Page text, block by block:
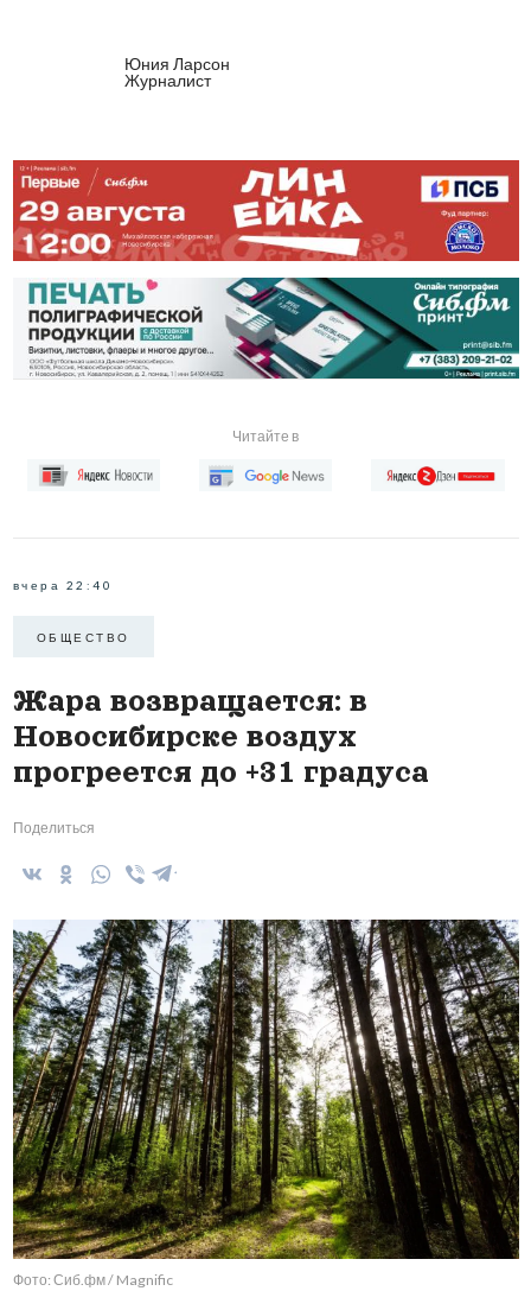
Юния Ларсон
Журналист
Читайте в
вчера 22:40
ОБЩЕСТВО
Жара возвращается: в
Новосибирске воздух
прогреется до +31 градуса
Поделиться
Фото: Сиб.фм / Magnific